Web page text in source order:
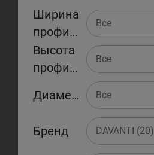
Ширина
профиля
Все
Высота
профиля
Все
Диаметр Все
Бренд DAVANTI (20)